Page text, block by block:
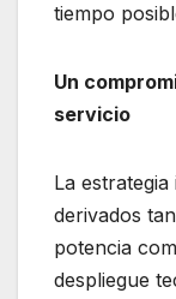
tiempo
Un
servicio
La
derivados
potencia
despliegue